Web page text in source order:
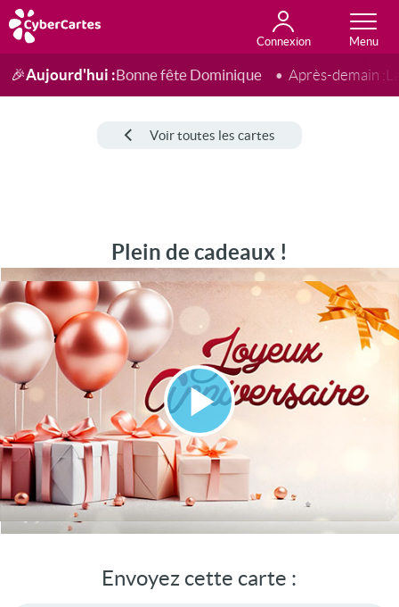
Connexion
Anniversaire
Fête du jour
Amour
Amitié
Merci
Toutes les cartes
🎉Aujourd'hui :Bonne fête Dominique Après-demain :
Voir toutes les cartes
Plein de cadeaux !
Lire
la
vidéo
Envoyez cette carte :